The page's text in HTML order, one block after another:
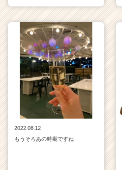
2022.08.12
もうそろあの時期ですね